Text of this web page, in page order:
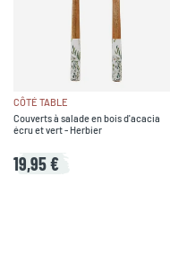
CÔTÉ TABLE
Couverts à salade en bois d'acacia
écru et vert - Herbier
19,95 €